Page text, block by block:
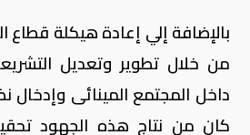
بالإضافة إلي إعادة هيكلة قطاع
من خلال تطوير وتعديل
داخل المجتمع المينائى وإدخال
كان من نتاج هذه الجهود